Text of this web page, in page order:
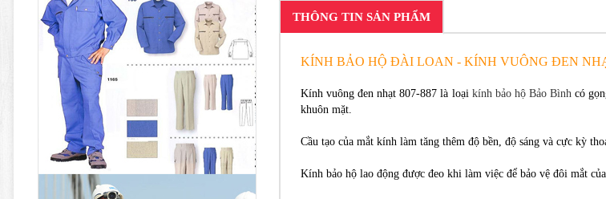
THÔNG TIN SẢN PHẨM
KÍNH BẢO HỘ ĐÀI LOAN - KÍNH VUÔNG ĐEN
Kính vuông đen nhạt 807-887 là loại kính bảo hộ Bảo Bình có
khuôn mặt.
Cầu tạo của mắt kính làm tăng thêm độ bền, độ sáng và cực kỳ
Kính bảo hộ lao động được đeo khi làm việc để bảo vệ đôi mắt